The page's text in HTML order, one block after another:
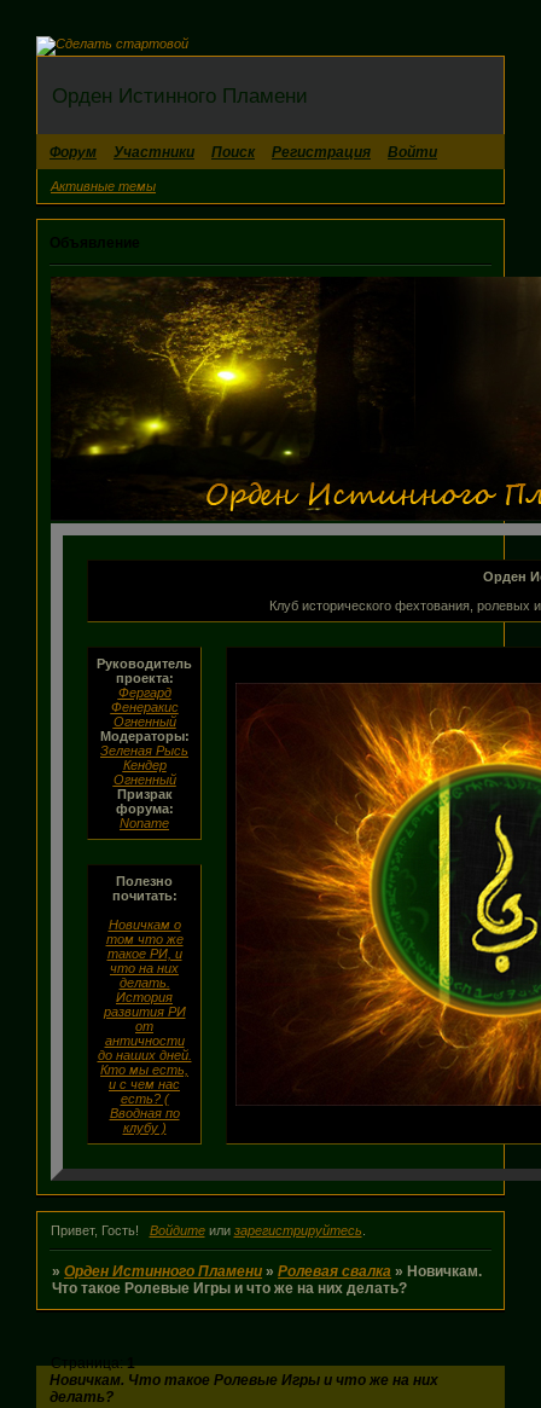
Орден Истинного Пламени
Форум Участники Поиск Регистрация Войти
Активные темы
Объявление
Орден
Клуб исторического фехтования, ролевых
Руководитель
проекта:
Фергард
Фенеракис
Огненный
Модераторы:
Зеленая Рысь
Кендер
Огненный
Призрак
форума:
Noname
Полезно
почитать:
Новичкам о
том что же
такое РИ, и
что на них
делать.
История
развития РИ
от
античности
до наших дней.
Кто мы есть,
и с чем нас
есть? (
Вводная по
клубу )
Привет, Гость! Войдитеили зарегистрируйтесь
»Орден Истинного Пламени »Ролевая свалка » Новичкам.
Что такое Ролевые Игры и что же на них делать?
Новичкам. Что такое Ролевые Игры и что же на них
делать?
Страница:1